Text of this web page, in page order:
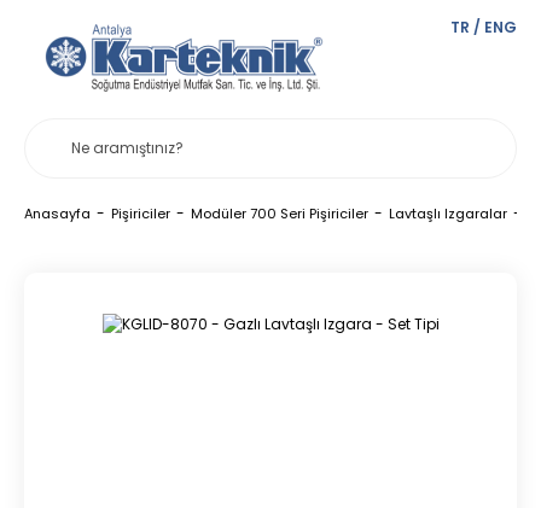
TR / ENG
Anasayfa Pişiriciler Modüler 700 Seri Pişiriciler Lavtaşlı Izgaralar